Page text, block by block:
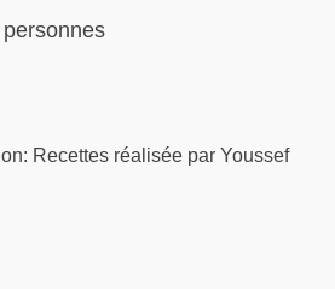
Recettes réalisée par Youssef